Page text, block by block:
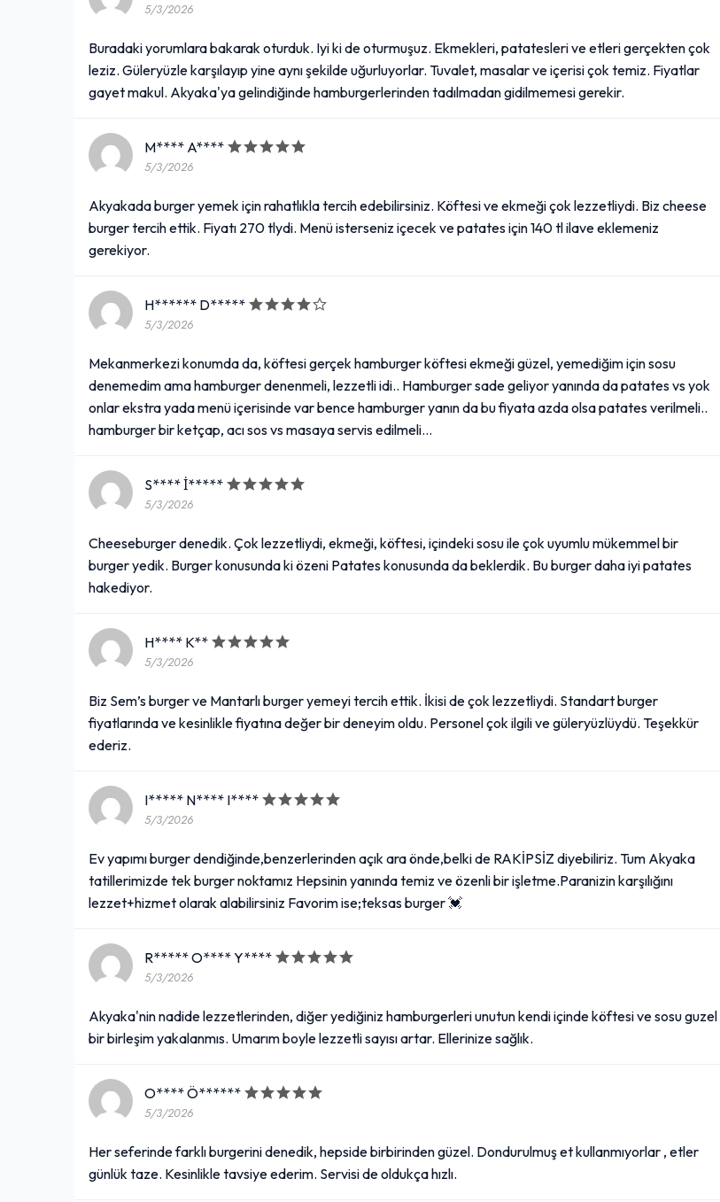
5/3/2026
Buradaki yorumlara bakarak oturduk. Iyi ki de oturmuşuz. Ekmekleri, patatesleri ve etleri gerçekten çok
leziz. Güleryüzle karşılayıp yine aynı şekilde uğurluyorlar. Tuvalet, masalar ve içerisi çok temiz. Fiyatlar
gayet makul. Akyaka'ya gelindiğinde hamburgerlerinden tadılmadan gidilmemesi gerekir.
M**** A****
5/3/2026
Akyakada burger yemek için rahatlıkla tercih edebilirsiniz. Köftesi ve ekmeği çok lezzetliydi. Biz cheese
burger tercih ettik. Fiyatı 270 tlydi. Menü isterseniz içecek ve patates için 140 tl ilave eklemeniz
gerekiyor.
H****** D*****
5/3/2026
Mekanmerkezi konumda da, köftesi gerçek hamburger köftesi ekmeği güzel, yemediğim için sosu
denemedim ama hamburger denenmeli, lezzetli idi.. Hamburger sade geliyor yanında da patates vs yok
onlar ekstra yada menü içerisinde var bence hamburger yanın da bu fiyata azda olsa patates verilmeli..
hamburger bir ketçap, acı sos vs masaya servis edilmeli...
S**** İ*****
5/3/2026
Cheeseburger denedik. Çok lezzetliydi, ekmeği, köftesi, içindeki sosu ile çok uyumlu mükemmel bir
burger yedik. Burger konusunda ki özeni Patates konusunda da beklerdik. Bu burger daha iyi patates
hakediyor.
H**** K**
5/3/2026
Biz Sem’s burger ve Mantarlı burger yemeyi tercih ettik. İkisi de çok lezzetliydi. Standart burger
fiyatlarında ve kesinlikle fiyatına değer bir deneyim oldu. Personel çok ilgili ve güleryüzlüydü. Teşekkür
ederiz.
I***** N**** I****
5/3/2026
Ev yapımı burger dendiğinde,benzerlerinden açık ara önde,belki de RAKİPSİZ diyebiliriz. Tum Akyaka
tatillerimizde tek burger noktamız Hepsinin yanında temiz ve özenli bir işletme.Paranizin karşılığını
lezzet+hizmet olarak alabilirsiniz Favorim ise;teksas burger 💓
R***** O**** Y****
5/3/2026
Akyaka'nin nadide lezzetlerinden, diğer yediğiniz hamburgerleri unutun kendi içinde köftesi ve sosu guzel
bir birleşim yakalanmıs. Umarım boyle lezzetli sayısı artar. Ellerinize sağlık.
O**** Ö******
5/3/2026
Her seferinde farklı burgerini denedik, hepside birbirinden güzel. Dondurulmuş et kullanmıyorlar , etler
günlük taze. Kesinlikle tavsiye ederim. Servisi de oldukça hızlı.